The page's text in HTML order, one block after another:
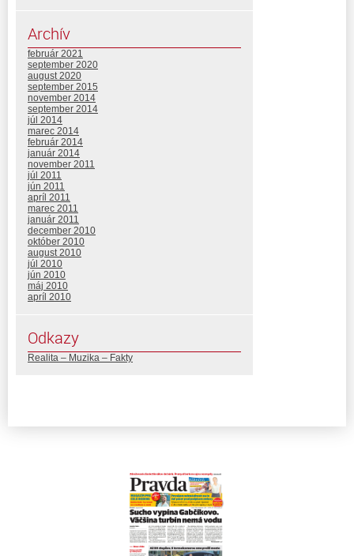
Archív
február 2021
september 2020
august 2020
september 2015
november 2014
september 2014
júl 2014
marec 2014
február 2014
január 2014
november 2011
júl 2011
jún 2011
apríl 2011
marec 2011
január 2011
december 2010
október 2010
august 2010
júl 2010
jún 2010
máj 2010
apríl 2010
Odkazy
Realita – Muzika – Fakty